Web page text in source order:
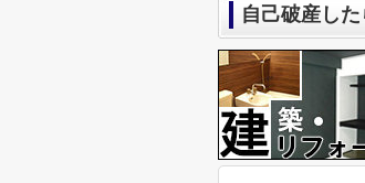
自己破産し